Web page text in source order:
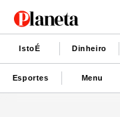
IstoÉ Dinheiro
Esportes Menu